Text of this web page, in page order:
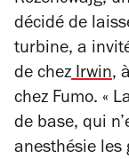
décidé de
turbine, a
de chezIrwin,
chez Fumo. «
de base, qui
anesthésie les